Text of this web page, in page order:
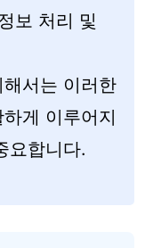
보 처리 및
서는 이러한
게 이루어지
요합니다.